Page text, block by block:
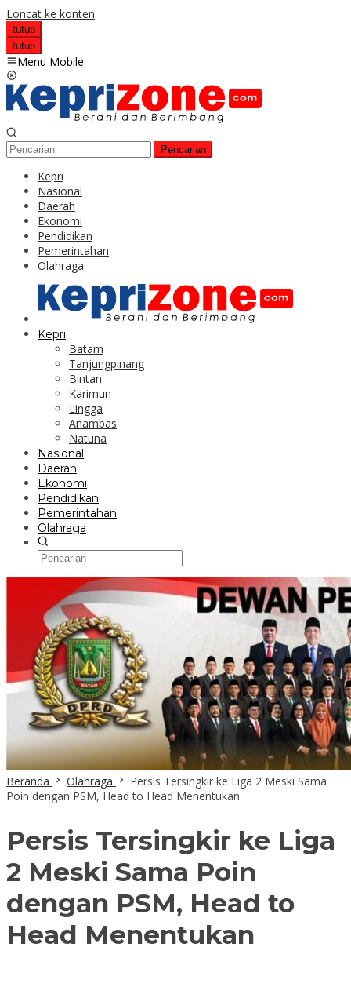
Loncat ke konten
tutup
tutup
Menu Mobile
Pencarian
Kepri
Nasional
Daerah
Ekonomi
Pendidikan
Pemerintahan
Olahraga
Kepri
Batam
Tanjungpinang
Bintan
Karimun
Lingga
Anambas
Natuna
Nasional
Daerah
Ekonomi
Pendidikan
Pemerintahan
Olahraga
Beranda Olahraga
Persis Tersingkir ke Liga 2 Meski Sama
Poin dengan PSM, Head to Head Menentukan
Persis Tersingkir ke Liga
2 Meski Sama Poin
dengan PSM, Head to
Head Menentukan